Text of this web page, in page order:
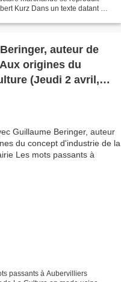
Kurz Dans un texte datant de
auteur de
origines du
(Jeudi 2 avril, à
passants à
passants à Aubervilliers